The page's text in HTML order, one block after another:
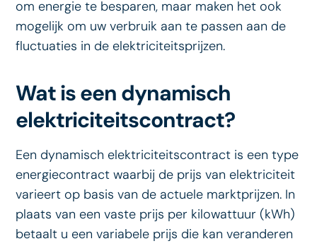
om energie te besparen, maar maken het ook
mogelijk om uw verbruik aan te passen aan de
fluctuaties in de elektriciteitsprijzen.
Wat is een dynamisch
elektriciteitscontract?
Een dynamisch elektriciteitscontract is een type
energiecontract waarbij de prijs van elektriciteit
varieert op basis van de actuele marktprijzen. In
plaats van een vaste prijs per kilowattuur (kWh)
betaalt u een variabele prijs die kan veranderen